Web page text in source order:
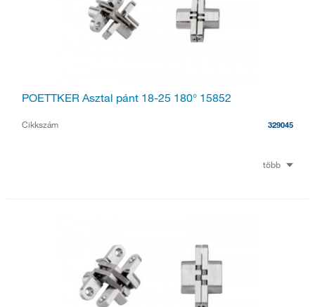
POETTKER Asztal pánt 18-25 180° 15852
Cikkszám 329045
több